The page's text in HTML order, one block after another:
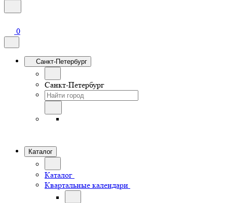
0
Санкт-Петербург
Санкт-Петербург
Каталог
Каталог
Квартальные календари